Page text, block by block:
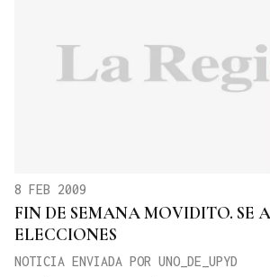
8 FEB 2009
FIN DE SEMANA MOVIDITO. SE
ELECCIONES
NOTICIA ENVIADA POR UNO_DE_UPYD